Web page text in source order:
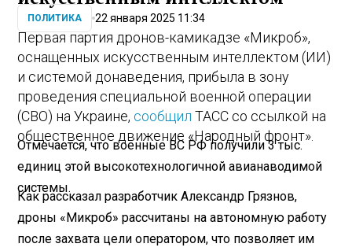
ПОЛИТИКА 22 января 2025 11:34
Первая партия дронов-камикадзе «Микроб»,
оснащенных искусственным интеллектом (ИИ)
и системой донаведения, прибыла в зону
проведения специальной военной операции
(СВО) на Украине, сообщил ТАСС со ссылкой на
общественное движение «Народный фронт».
Отмечается, что военные ВС РФ получили 3 тыс.
единиц этой высокотехнологичной авианаводимой
системы.
Как рассказал разработчик Александр Грязнов,
дроны «Микроб» рассчитаны на автономную работу
после захвата цели оператором, что позволяет им